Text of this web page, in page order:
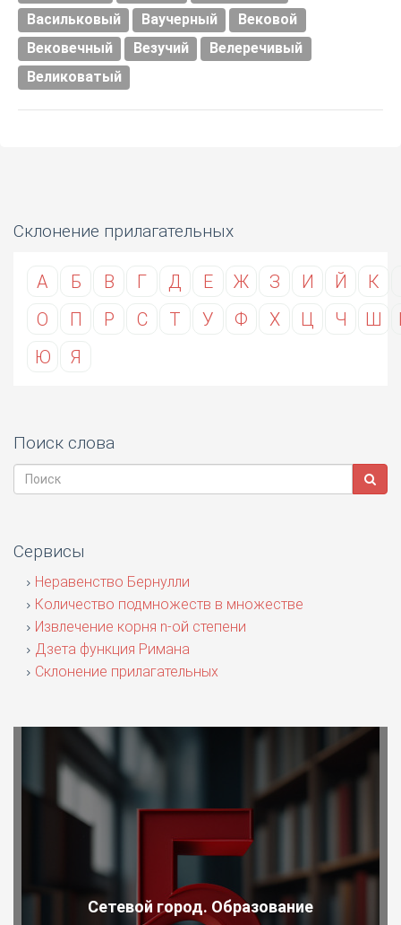
Васильковый Ваучерный
Вековой
Вековечный
Везучий
Велеречивый
Великоватый
Склонение прилагательных
А Б В Г Д Е Ж З И Й К
О
П Р С Т У Ф Х Ц Ч Ш
Ю
Я
Поиск слова
Сервисы
Неравенство Бернулли
Количество подмножеств в множестве
Извлечение корня n-ой степени
Дзета функция Римана
Склонение прилагательных
Сетевой город. Образование